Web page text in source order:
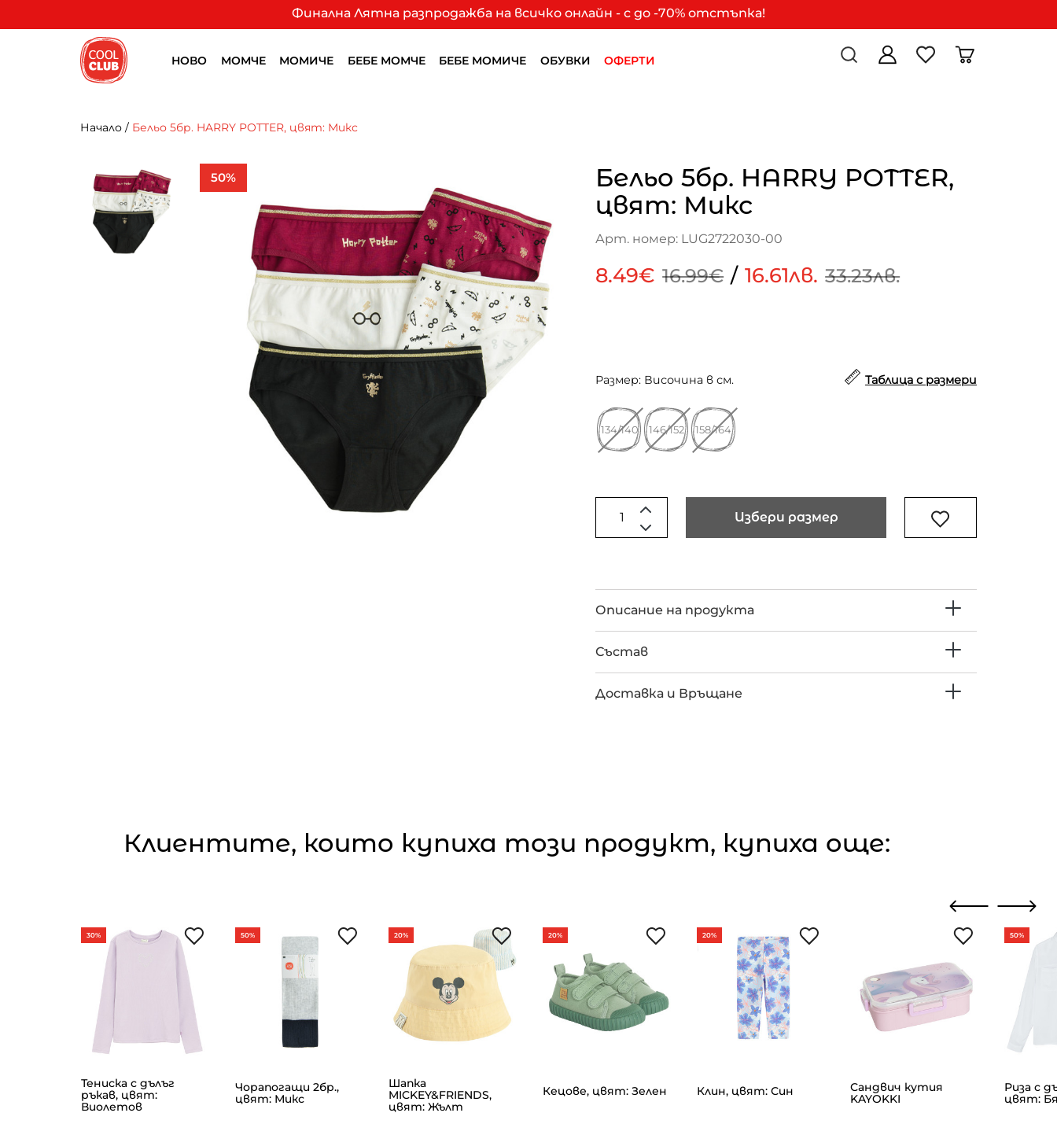
Финална Лятна разпродажба на всичко онлайн - с до -70% отстъпка!
НОВО МОМЧЕ МОМИЧЕ БЕБЕ МОМЧЕ БЕБЕ МОМИЧЕ ОБУВКИ ОФЕРТИ
Начало / Бельо 5бр. HARRY POTTER, цвят: Микс
50%
Бельо 5бр. HARRY POTTER,
цвят: Микс
Арт. номер: LUG2722030-00
8.49€ 16.99€ / 16.61лв. 33.23лв.
Размер: Височина в см. Таблица с размери
134/140 146/152 158/164
Избери размер
Описание на продукта
Състав
Доставка и Връщане
Клиентите, които купиха този продукт, купиха още:
30%
Тениска с дълъг
ръкав, цвят:
Виолетов
50%
Чорапогащи 2бр.,
цвят: Микс
20%
Шапка
MICKEY&FRIENDS,
цвят: Жълт
20%
Кецове, цвят: Зелен
20%
Клин, цвят: Син
Сандвич кутия
KAYOKKI
50%
Риза с
цвят: